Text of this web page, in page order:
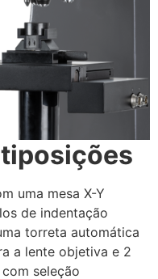
uma mesa X-Y
de indentação
torreta automática
a lente objetiva e 2
seleção